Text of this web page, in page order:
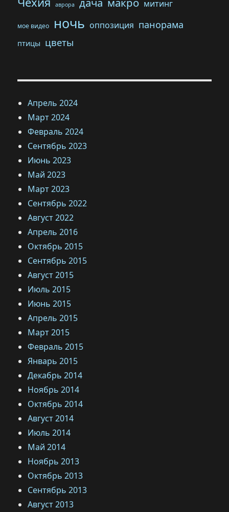
аврора митинг
мое видео ночь оппозиция панорама
птицы цветы
Апрель 2024
Март 2024
Февраль 2024
Сентябрь 2023
Июнь 2023
Май 2023
Март 2023
Сентябрь 2022
Август 2022
Апрель 2016
Октябрь 2015
Сентябрь 2015
Август 2015
Июль 2015
Июнь 2015
Апрель 2015
Март 2015
Февраль 2015
Январь 2015
Декабрь 2014
Ноябрь 2014
Октябрь 2014
Август 2014
Июль 2014
Май 2014
Ноябрь 2013
Октябрь 2013
Сентябрь 2013
Август 2013